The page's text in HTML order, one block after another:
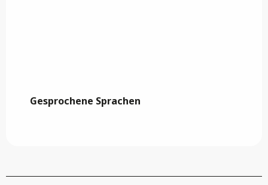
Gesprochene Sprachen
Gesprochene Sprachen